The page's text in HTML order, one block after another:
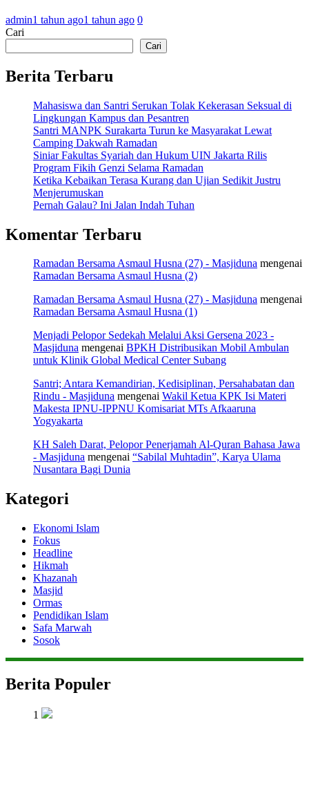
admin1 tahun ago1 tahun ago 0
Cari
Cari
Berita Terbaru
Mahasiswa dan Santri Serukan Tolak Kekerasan Seksual di
Lingkungan Kampus dan Pesantren
Santri MANPK Surakarta Turun ke Masyarakat Lewat
Camping Dakwah Ramadan
Siniar Fakultas Syariah dan Hukum UIN Jakarta Rilis
Program Fikih Genzi Selama Ramadan
Ketika Kebaikan Terasa Kurang dan Ujian Sedikit Justru
Menjerumuskan
Pernah Galau? Ini Jalan Indah Tuhan
Komentar Terbaru
Ramadan Bersama Asmaul Husna (27) - Masjiduna mengenai
Ramadan Bersama Asmaul Husna (2)
Ramadan Bersama Asmaul Husna (27) - Masjiduna mengenai
Ramadan Bersama Asmaul Husna (1)
Menjadi Pelopor Sedekah Melalui Aksi Gersena 2023 -
Masjiduna mengenai BPKH Distribusikan Mobil Ambulan
untuk Klinik Global Medical Center Subang
Santri; Antara Kemandirian, Kedisiplinan, Persahabatan dan
Rindu - Masjiduna mengenai Wakil Ketua KPK Isi Materi
Makesta IPNU-IPPNU Komisariat MTs Afkaaruna
Yogyakarta
KH Saleh Darat, Pelopor Penerjamah Al-Quran Bahasa Jawa
- Masjiduna mengenai “Sabilal Muhtadin”, Karya Ulama
Nusantara Bagi Dunia
Kategori
Ekonomi Islam
Fokus
Headline
Hikmah
Khazanah
Masjid
Ormas
Pendidikan Islam
Safa Marwah
Sosok
Berita Populer
1